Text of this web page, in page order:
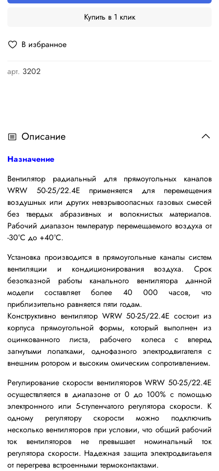
В избранное
арт. 3202
Купить в 1 клик
Описание
Назначение
Вентилятор радиальный для прямоугольных каналов
WRW 50-25/22.4E применяется для перемещения
воздушных или других невзрывоопасных газовых смесей
без твердых абразивных и волокнистых материалов.
Рабочий диапазон температур перемещаемого воздуха от
-30°С до +40°С.
Установка производится в прямоугольные каналы систем
вентиляции и кондиционирования воздуха. Срок
безотказной работы канального вентилятора данной
модели составляет более 40 000 часов, что
приблизительно равняется пяти годам.
Конструктивно вентилятор WRW 50-25/22.4E состоит из
корпуса прямоугольной формы, который выполнен из
оцинкованного листа, рабочего колеса с вперед
загнутыми лопатками, однофазного электродвигателя с
внешним ротором и высоким омическим сопротивлением.
Регулирование скорости вентиляторов WRW 50-25/22.4E
осуществляется в диапазоне от 0 до 100% с помощью
электронного или 5-ступенчатого регулятора скорости. К
одному регулятору скорости можно подключить
несколько вентиляторов при условии, что общий рабочий
ток вентиляторов не превышает номинальный ток
регулятора скорости. Надежная защита электродвигаьеля
от перегрева встроенными термоконтактами.